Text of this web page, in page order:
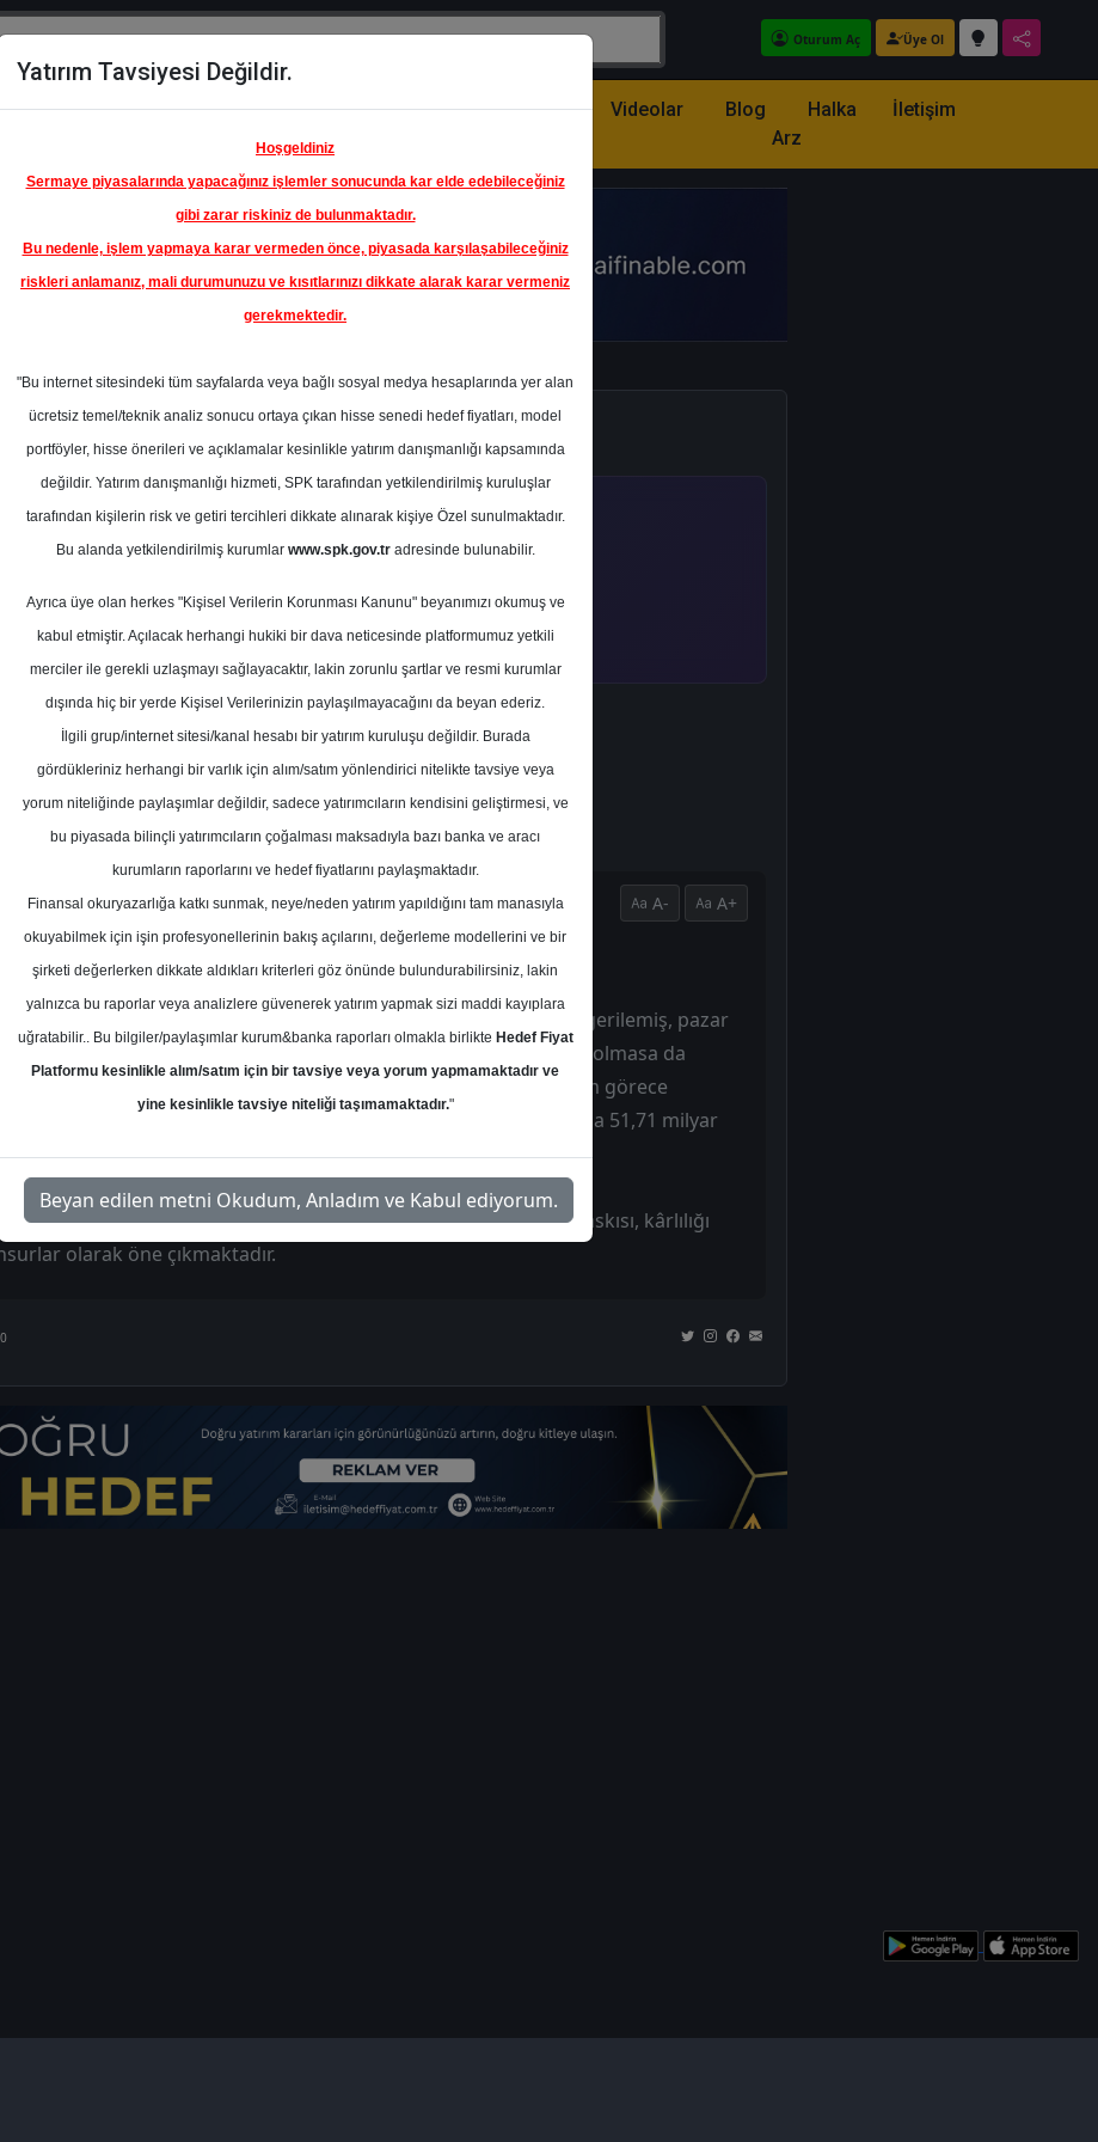
Oturum Aç Üye Ol
Model
Hisse
Öne
Çıkanlar
Raporlar Partnerlerimiz Videolar Blog
Halka
Arz
İletişim
Raporlar Phillip Capital Rapor Detay
Beklentileri
22 Nisan 2026
A- A+
araç satışları yıllık bazda %16,4 düşüşle 13.289 adede gerilemiş, pazar
azalışla %13 seviyesine inmiştir. Talep tarafında belirgin bir çöküş olmasa da
zayıflık ve maliyet baskıları öne çıkmaktadır. Bu nedenle hacim görece
ciro ve FAVÖK marjında daralma beklenmektedir. Şirketin 1Ç26’da 51,71 milyar
TL FAVÖK ve 377 milyon TL net kâr açıklaması öngörülmektedir.
sektöründe tüketim eğiliminin zayıf kalması ve fiyatlama baskısı, kârlılığı
olarak öne çıkmaktadır.
Yatırım Tavsiyesi Değildir.
Hoşgeldiniz
Sermaye piyasalarında yapacağınız işlemler sonucunda kar elde edebileceğiniz
gibi zarar riskiniz de bulunmaktadır.
Bu nedenle, işlem yapmaya karar vermeden önce, piyasada karşılaşabileceğiniz
riskleri anlamanız, mali durumunuzu ve kısıtlarınızı dikkate alarak karar vermeniz
gerekmektedir.
"Bu internet sitesindeki tüm sayfalarda veya bağlı sosyal medya hesaplarında yer alan
ücretsiz temel/teknik analiz sonucu ortaya çıkan hisse senedi hedef fiyatları, model
portföyler, hisse önerileri ve açıklamalar kesinlikle yatırım danışmanlığı kapsamında
değildir. Yatırım danışmanlığı hizmeti, SPK tarafından yetkilendirilmiş kuruluşlar
tarafından kişilerin risk ve getiri tercihleri dikkate alınarak kişiye Özel sunulmaktadır.
Bu alanda yetkilendirilmiş kurumlar www.spk.gov.tradresinde bulunabilir.
Ayrıca üye olan herkes "Kişisel Verilerin Korunması Kanunu" beyanımızı okumuş ve
kabul etmiştir. Açılacak herhangi hukiki bir dava neticesinde platformumuz yetkili
merciler ile gerekli uzlaşmayı sağlayacaktır, lakin zorunlu şartlar ve resmi kurumlar
dışında hiç bir yerde Kişisel Verilerinizin paylaşılmayacağını da beyan ederiz.
İlgili grup/internet sitesi/kanal hesabı bir yatırım kuruluşu değildir. Burada
gördükleriniz herhangi bir varlık için alım/satım yönlendirici nitelikte tavsiye veya
yorum niteliğinde paylaşımlar değildir, sadece yatırımcıların kendisini geliştirmesi, ve
bu piyasada bilinçli yatırımcıların çoğalması maksadıyla bazı banka ve aracı
kurumların raporlarını ve hedef fiyatlarını paylaşmaktadır.
Finansal okuryazarlığa katkı sunmak, neye/neden yatırım yapıldığını tam manasıyla
okuyabilmek için işin profesyonellerinin bakış açılarını, değerleme modellerini ve bir
şirketi değerlerken dikkate aldıkları kriterleri göz önünde bulundurabilirsiniz, lakin
yalnızca bu raporlar veya analizlere güvenerek yatırım yapmak sizi maddi kayıplara
uğratabilir.. Bu bilgiler/paylaşımlar kurum&banka raporları olmakla birlikte Hedef Fiyat
Platformu kesinlikle alım/satım için bir tavsiye veya yorum yapmamaktadır ve
yine kesinlikle tavsiye niteliği taşımamaktadır."
Beyan edilen metni Okudum, Anladım ve Kabul ediyorum.